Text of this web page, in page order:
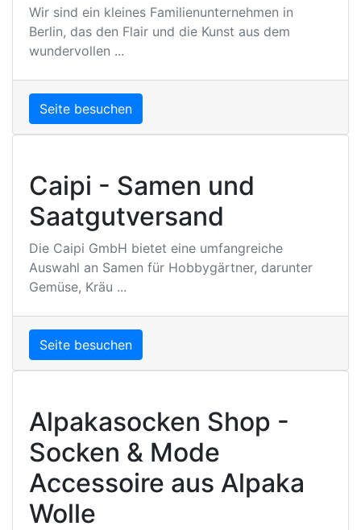
Wir sind ein kleines Familienunternehmen in
Berlin, das den Flair und die Kunst aus dem
wundervollen ...
Seite besuchen
Caipi - Samen und
Saatgutversand
Die Caipi GmbH bietet eine umfangreiche
Auswahl an Samen für Hobbygärtner, darunter
Gemüse, Kräu ...
Seite besuchen
Alpakasocken Shop -
Socken & Mode
Accessoire aus Alpaka
Wolle